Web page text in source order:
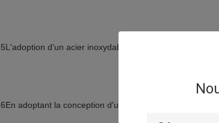
5L'adoption d'un acier inoxydable léger et mince peut
6En adoptant la conception d'un grand réservoir, il peut